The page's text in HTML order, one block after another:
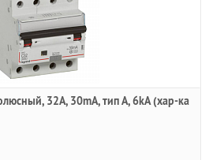
32A, 30mA, тип А, 6kA (хар-ка